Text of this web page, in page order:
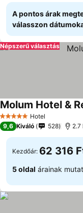
A pontos árak
válasszon
Népszerű választás
5 KategóriaHotel
Molum Hotel &
9,6 Kiváló 528 2.7
Kezdőár: 62 316
5 oldal árainak